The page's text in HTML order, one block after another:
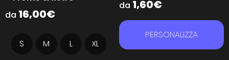
da 16,00€
S M L XL
da 1,60€
PERSONALIZZA